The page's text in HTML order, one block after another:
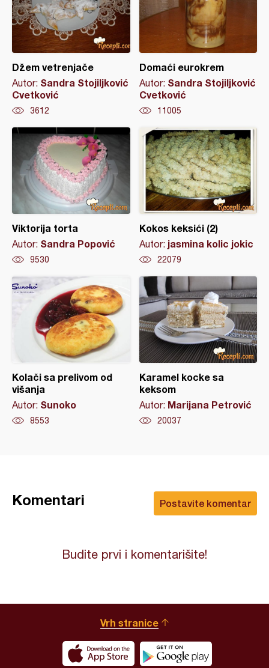
Džem vetrenjače
Autor: Sandra Stojiljković
Cvetković
3612
Domaći eurokrem
Autor: Sandra Stojiljković
Cvetković
11005
Viktorija torta
Autor: Sandra Popović
9530
Kokos keksići (2)
Autor: jasmina kolic jokic
22079
Kolači sa prelivom od
višanja
Autor: Sunoko
8553
Karamel kocke sa
keksom
Autor: Marijana Petrović
20037
Postavite komentar
Komentari
Budite prvi i komentarišite!
Vrh stranice